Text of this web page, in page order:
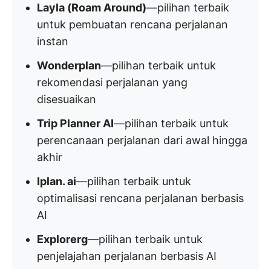
Layla (Roam Around)—pilihan terbaik
untuk pembuatan rencana perjalanan
instan
Wonderplan—pilihan terbaik untuk
rekomendasi perjalanan yang
disesuaikan
Trip Planner AI—pilihan terbaik untuk
perencanaan perjalanan dari awal hingga
akhir
Iplan. ai—pilihan terbaik untuk
optimalisasi rencana perjalanan berbasis
AI
Explorerg—pilihan terbaik untuk
penjelajahan perjalanan berbasis AI